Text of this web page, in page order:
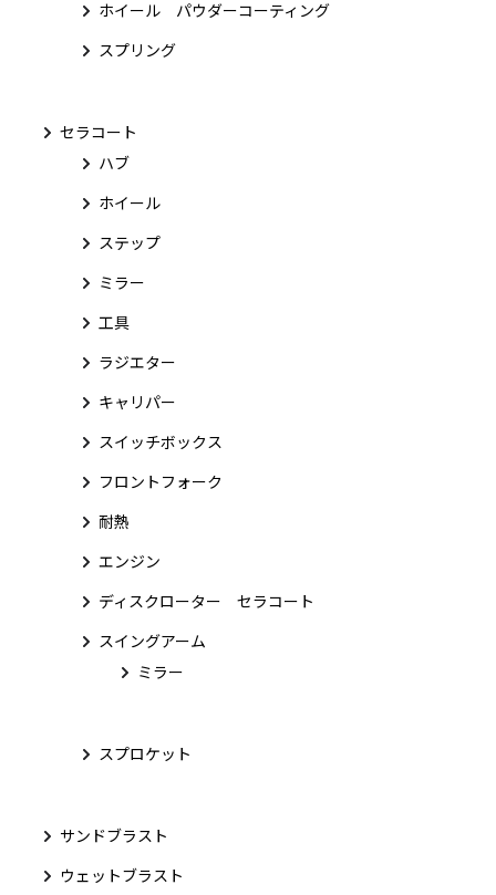
ホイール パウダーコーティング
スプリング
セラコート
ハブ
ホイール
ステップ
ミラー
工具
ラジエター
キャリパー
スイッチボックス
フロントフォーク
耐熱
エンジン
ディスクローター セラコート
スイングアーム
ミラー
スプロケット
サンドブラスト
ウェットブラスト